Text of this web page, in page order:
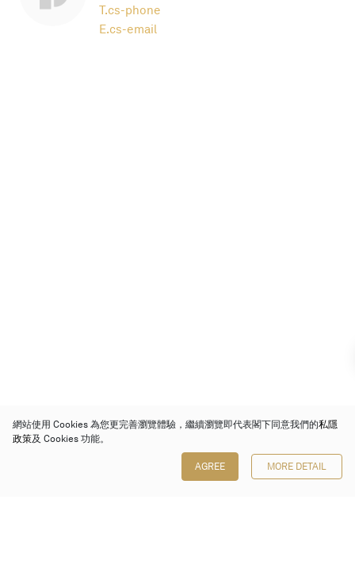
T.cs-phone
E.cs-email
網站使用 Cookies 為您更完善瀏覽體驗，繼續瀏覽即代表閣下同意我們的私隱
政策及 Cookies 功能。
AGREE MORE DETAIL